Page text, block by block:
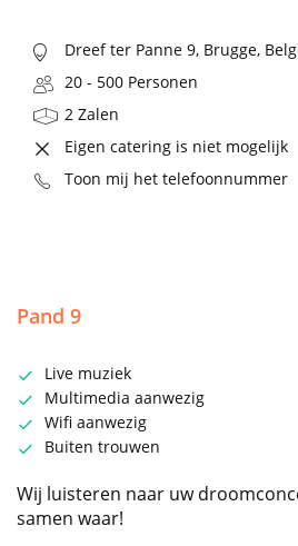
Dreef ter Panne 9, Brugge,
20 - 500 Personen
2 Zalen
Eigen catering is niet mogelijk
Toon mij het telefoonnummer
Pand 9
Live muziek
Multimedia aanwezig
Wifi aanwezig
Buiten trouwen
Wij luisteren naar uw
samen waar!